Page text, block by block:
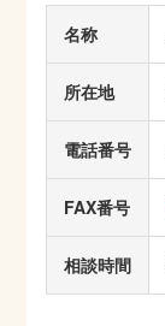
名称
所在地
電話番号
FAX番号
相談時間